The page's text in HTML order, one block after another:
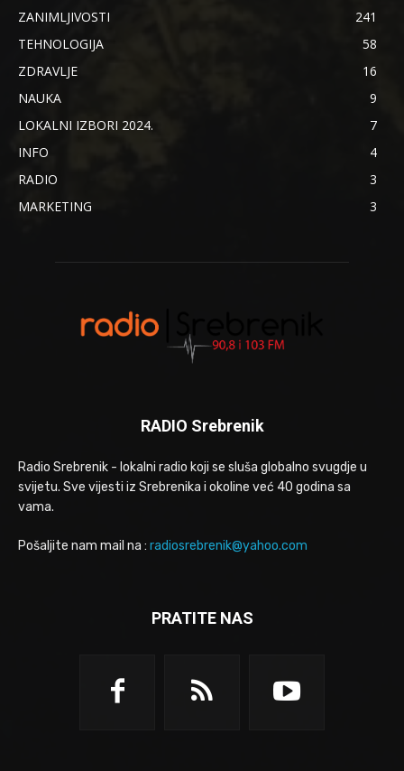
ZANIMLJIVOSTI
241
TEHNOLOGIJA
58
ZDRAVLJE
16
NAUKA
9
LOKALNI IZBORI 2024.
7
INFO
4
RADIO
3
MARKETING
3
RADIO Srebrenik
Radio Srebrenik - lokalni radio koji se sluša globalno svugdje u
svijetu. Sve vijesti iz Srebrenika i okoline već 40 godina sa
vama.
Pošaljite nam mail na : radiosrebrenik@yahoo.com
PRATITE NAS